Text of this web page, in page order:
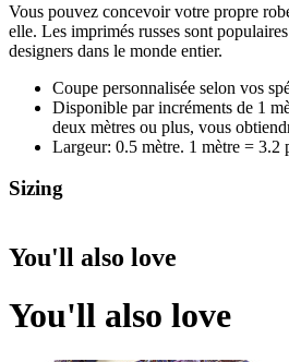
Vous pouvez concevoir votre propre
elle. Les imprimés russes sont
designers dans le monde entier.
Coupe personnalisée selon vos
Disponible par incréments de 1
deux mètres ou plus, vous
Largeur: 0.5 mètre. 1 mètre = 3.2
Sizing
You'll also love
You'll also love